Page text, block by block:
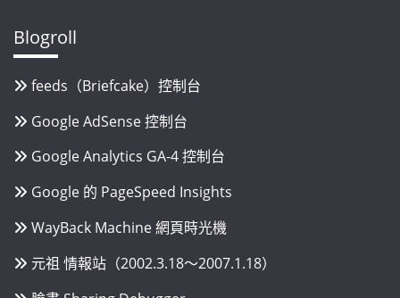
Blogroll
feeds（Briefcake）控制台
Google AdSense 控制台
Google Analytics GA-4 控制台
Google 的 PageSpeed Insights
WayBack Machine 網頁時光機
元祖 情報站（2002.3.18～2007.1.18）